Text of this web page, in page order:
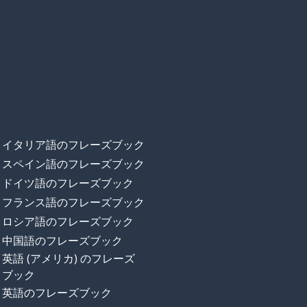
イタリア語のフレーズブック
スペイン語のフレーズブック
ドイツ語のフレーズブック
フランス語のフレーズブック
ロシア語のフレーズブック
中国語のフレーズブック
英語 (アメリカ) のフレーズ
ブック
英語のフレーズブック